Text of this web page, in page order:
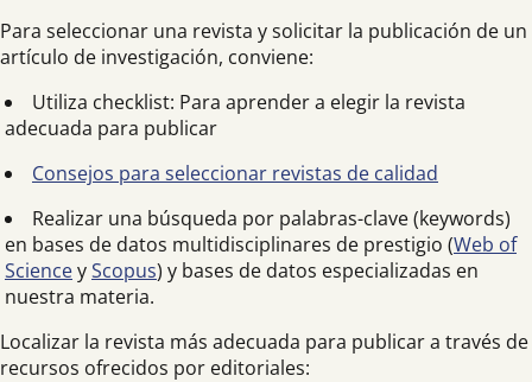
Para seleccionar una revista y solicitar la publicación de un
artículo de investigación, conviene:
Utiliza checklist: Para aprender a elegir la revista
adecuada para publicar
Consejos para seleccionar revistas de calidad
Realizar una búsqueda por palabras-clave (keywords)
en bases de datos multidisciplinares de prestigio (Web of
ScienceyScopus) y bases de datos especializadas en
nuestra materia.
Localizar la revista más adecuada para publicar a través de
recursos ofrecidos por editoriales: